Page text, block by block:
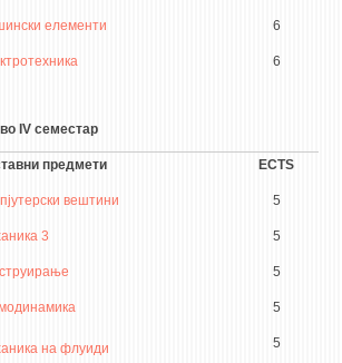
елементи 6
6
IV семестар
предмети ECTS
вештини 5
3 5
5
5
на флуиди 5